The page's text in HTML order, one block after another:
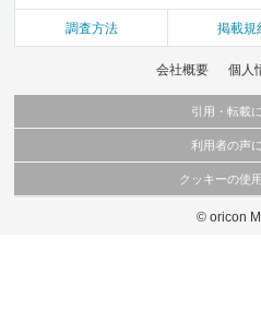
調査方法 掲載規
会社概要 個人
引用・転載
当サイトで公開されている情報（文字、写真
これらの情報を権利者の許可なく無断転載・
利用者の声
当サイトに掲載している内容はすべてサービ
弊社の見解・ 意見ではないことをご理解いただ
クッキーの使
このサイトでは Cookie を使用して、ユーザー
© oricon